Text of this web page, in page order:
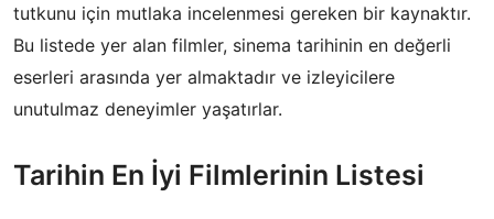
tutkunu için mutlaka incelenmesi gereken bir kaynaktır.
Bu listede yer alan filmler, sinema tarihinin en değerli
eserleri arasında yer almaktadır ve izleyicilere
unutulmaz deneyimler yaşatırlar.
Tarihin En İyi Filmlerinin Listesi